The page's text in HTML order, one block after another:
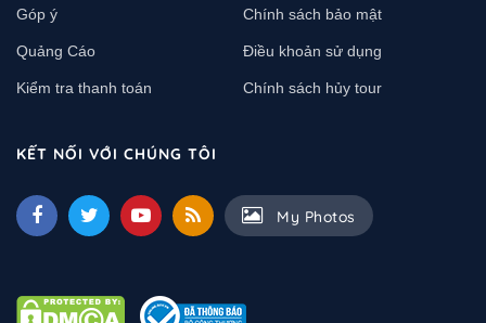
Góp ý Chính sách bảo mật
Quảng Cáo Điều khoản sử dụng
Kiểm tra thanh toán Chính sách hủy tour
KẾT NỐI VỚI CHÚNG TÔI
My Photos